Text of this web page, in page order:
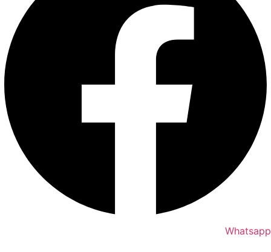
Whatsapp